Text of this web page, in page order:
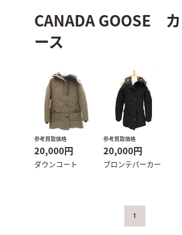
CANADA GOOSE
ース
参考買取価格
20,000円
ダウンコート
参考買取価格
20,000円
ブロンテパーカー
1